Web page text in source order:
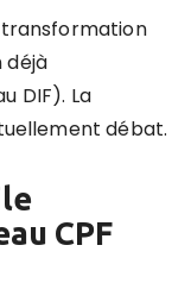
déjà
DIF). La
débat.
CPF